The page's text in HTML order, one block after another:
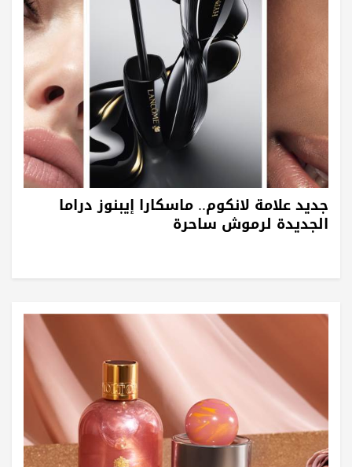
جديد علامة لانكوم.. ماسكارا إيبنوز دراما
الجديدة لرموش ساحرة